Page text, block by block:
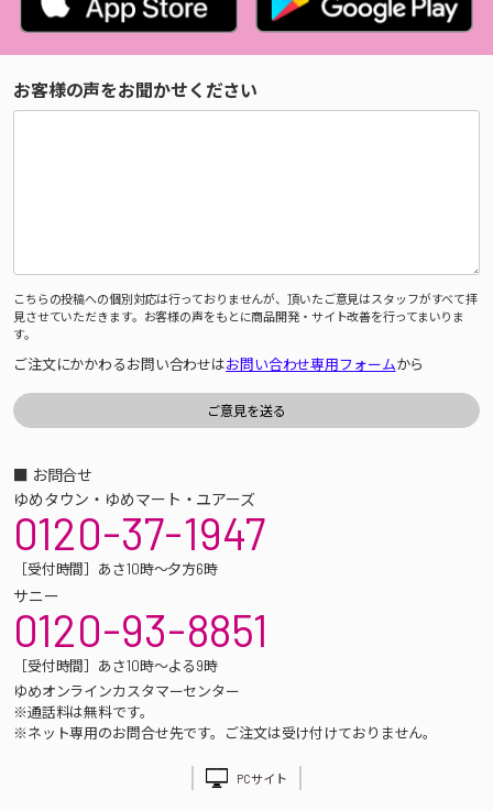
お客様の声をお聞かせください
こちらの投稿への個別対応は行っておりませんが、頂いたご意見はスタッフがすべて拝
見させていただきます。お客様の声をもとに商品開発・サイト改善を行ってまいりま
す。
ご注文にかかわるお問い合わせはお問い合わせ専用フォームから
■ お問合せ
ゆめタウン・ゆめマート・ユアーズ
0120-37-1947
［受付時間］あさ10時～夕方6時
サニー
0120-93-8851
［受付時間］あさ10時～よる9時
ゆめオンラインカスタマーセンター
※通話料は無料です。
※ネット専用のお問合せ先です。ご注文は受け付けておりません。
PCサイト